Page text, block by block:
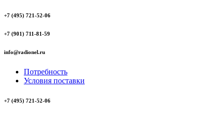
+7 (495) 721-52-06
+7 (901) 711-81-59
info@radionel.ru
Потребность
Условия поставки
+7 (495) 721-52-06